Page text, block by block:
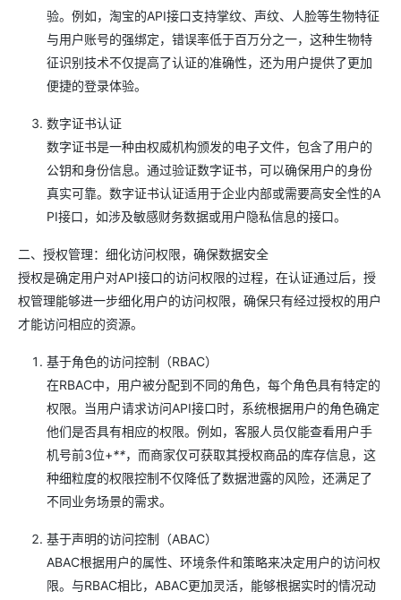
验。例如，淘宝的API接口支持掌纹、声纹、人脸等生物特征
与用户账号的强绑定，错误率低于百万分之一，这种生物特
征识别技术不仅提高了认证的准确性，还为用户提供了更加
便捷的登录体验。
数字证书认证
数字证书是一种由权威机构颁发的电子文件，包含了用户的
公钥和身份信息。通过验证数字证书，可以确保用户的身份
真实可靠。数字证书认证适用于企业内部或需要高安全性的A
PI接口，如涉及敏感财务数据或用户隐私信息的接口。
二、授权管理：细化访问权限，确保数据安全
授权是确定用户对API接口的访问权限的过程，在认证通过后，授
权管理能够进一步细化用户的访问权限，确保只有经过授权的用户
才能访问相应的资源。
基于角色的访问控制（RBAC）
在RBAC中，用户被分配到不同的角色，每个角色具有特定的
权限。当用户请求访问API接口时，系统根据用户的角色确定
他们是否具有相应的权限。例如，客服人员仅能查看用户手
机号前3位+**，而商家仅可获取其授权商品的库存信息，这
种细粒度的权限控制不仅降低了数据泄露的风险，还满足了
不同业务场景的需求。
基于声明的访问控制（ABAC）
ABAC根据用户的属性、环境条件和策略来决定用户的访问权
限。与RBAC相比，ABAC更加灵活，能够根据实时的情况动